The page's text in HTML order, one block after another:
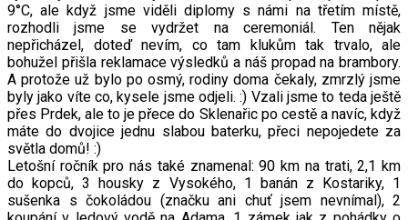
9°C, ale když jsme viděli diplomy s námi na třetím místě,
rozhodli jsme se vydržet na ceremoniál. Ten nějak
nepřicházel, doteď nevím, co tam klukům tak trvalo, ale
bohužel přišla reklamace výsledků a náš propad na brambory.
A protože už bylo po osmý, rodiny doma čekaly, zmrzlý jsme
byly jako víte co, kysele jsme odjeli. :) Vzali jsme to teda ještě
přes Prdek, ale to je přece do Sklenařic po cestě a navíc, když
máte do dvojice jednu slabou baterku, přeci nepojedete za
světla domů! :)
Letošní ročník pro nás také znamenal: 90 km na trati, 2,1 km
do kopců, 3 housky z Vysokého, 1 banán z Kostariky, 1
sušenka s čokoládou (značku ani chuť jsem nevnímal), 2